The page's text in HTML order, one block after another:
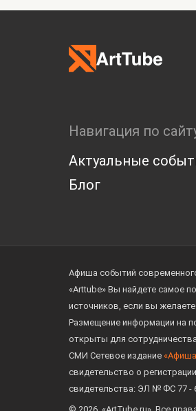
Навигация по
Актуальные
Блог
Афиша событий
«Arttube» Вы найдете самое
источников, если вы
Размещение информации на
открыты для
СМИ Сетевое издание
свидетельство о
свидетельства: ЭЛ № ФС 77 -
© 2026. «ArtTube.ru». Все